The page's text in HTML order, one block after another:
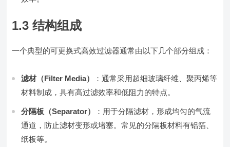
1.3 结构组成
一个典型的可更换式高效过滤器通常由以下几个部分组成：
滤材（Filter Media）
：通常采用超细玻璃纤维、聚丙烯等
材料制成，具有高过滤效率和低阻力的特点。
分隔板（Separator）
：用于分隔滤材，形成均匀的气流
通道，防止滤材变形或堵塞。常见的分隔板材料有铝箔、
纸板等。